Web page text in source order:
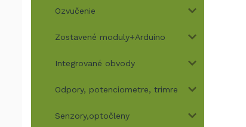
Ozvučenie
Zostavené moduly+Arduino
Integrované obvody
Odpory, potenciometre, trimre
Senzory,optočleny